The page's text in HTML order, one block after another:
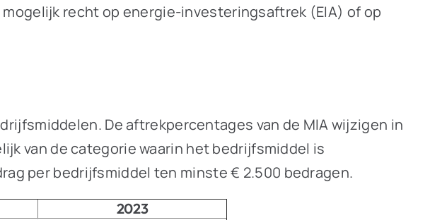
recht op energie-investeringsaftrek (EIA) of op
De aftrekpercentages van de MIA wijzigen in
van de categorie waarin het bedrijfsmiddel is
per bedrijfsmiddel ten minste € 2.500 bedragen.
2023